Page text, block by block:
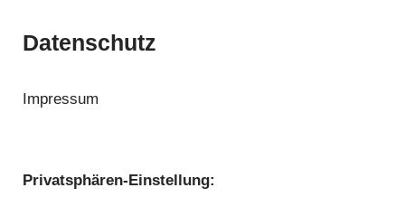
Datenschutz
Impressum
Privatsphären-Einstellung: